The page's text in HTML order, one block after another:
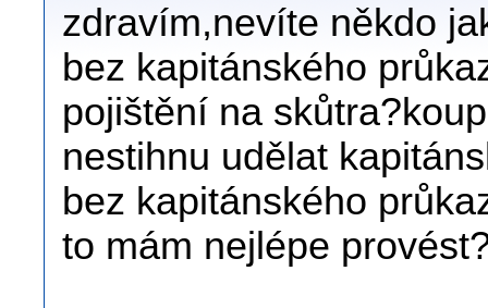
zdravím,nevíte někdo
bez kapitánského
pojištění na
nestihnu udělat
bez kapitánského
to mám nejlépe